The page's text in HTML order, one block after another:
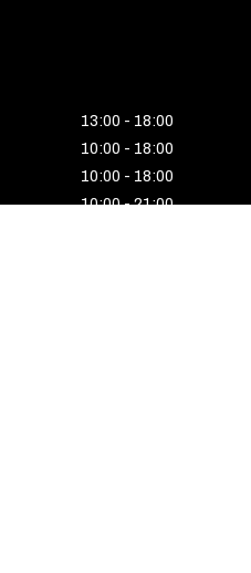
13:00 - 18:00
10:00 - 18:00
10:00 - 18:00
10:00 - 21:00